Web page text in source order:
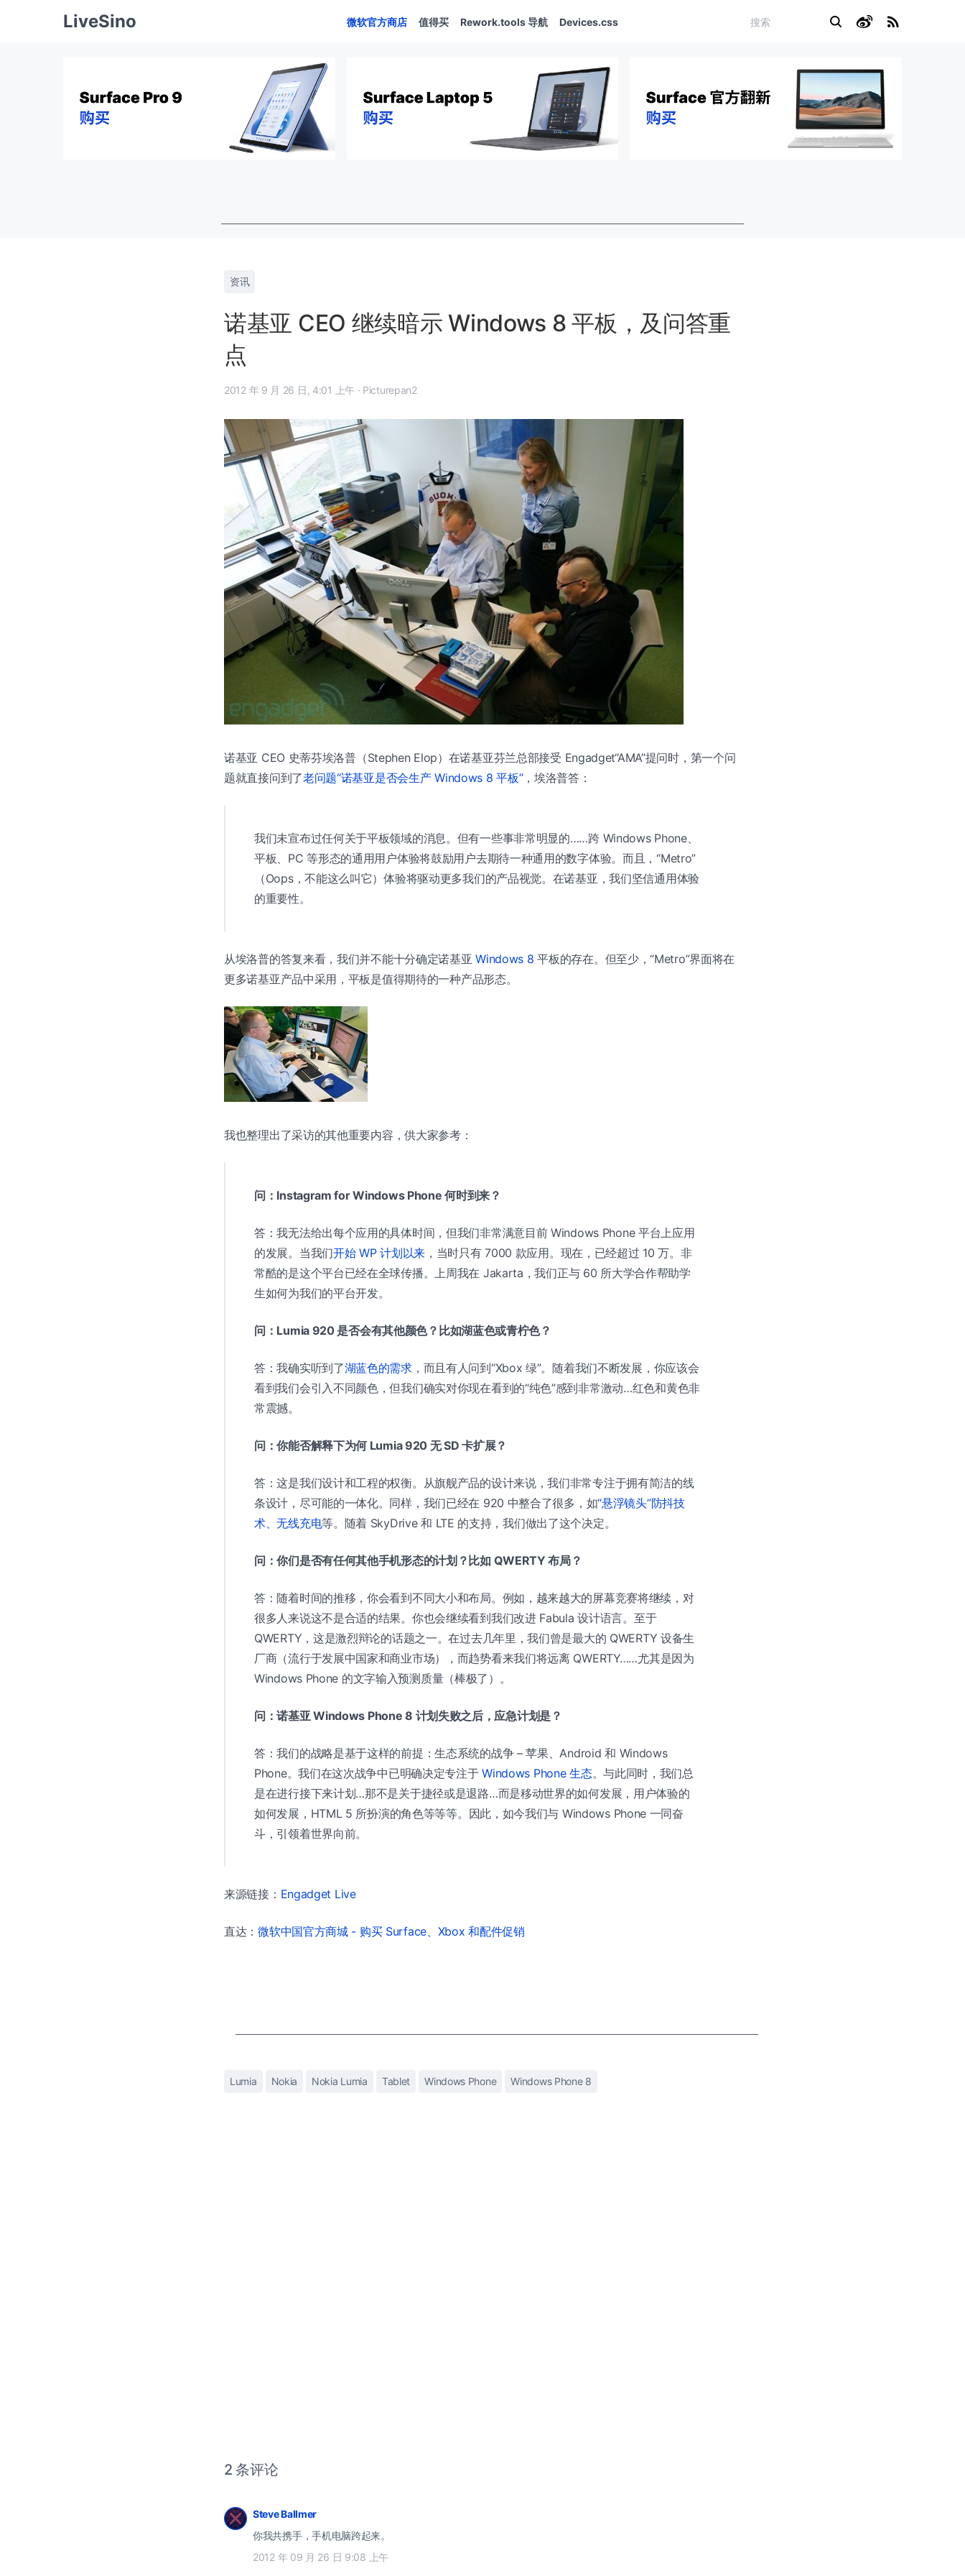
LiveSino 微软官方商店 值得买 Rework.tools 导航 Devices.css
资讯
诺基亚 CEO 继续暗示 Windows 8 平板，及问答重
点
2012 年 9 月 26 日, 4:01 上午 · Picturepan2
诺基亚 CEO 史蒂芬埃洛普（Stephen Elop）在诺基亚芬兰总部接受 Engadget“AMA”提问时，第一个问
题就直接问到了老问题“诺基亚是否会生产 Windows 8 平板”，埃洛普答：
我们未宣布过任何关于平板领域的消息。但有一些事非常明显的……跨 Windows Phone、
平板、PC 等形态的通用用户体验将鼓励用户去期待一种通用的数字体验。而且，“Metro”
（Oops，不能这么叫它）体验将驱动更多我们的产品视觉。在诺基亚，我们坚信通用体验
的重要性。
从埃洛普的答复来看，我们并不能十分确定诺基亚Windows 8 平板的存在。但至少，“Metro”界面将在
更多诺基亚产品中采用，平板是值得期待的一种产品形态。
我也整理出了采访的其他重要内容，供大家参考：
问：Instagram for Windows Phone 何时到来？
答：我无法给出每个应用的具体时间，但我们非常满意目前 Windows Phone 平台上应用
的发展。当我们开始 WP 计划以来，当时只有 7000 款应用。现在，已经超过 10 万。非
常酷的是这个平台已经在全球传播。上周我在 Jakarta，我们正与 60 所大学合作帮助学
生如何为我们的平台开发。
问：Lumia 920 是否会有其他颜色？比如湖蓝色或青柠色？
答：我确实听到了湖蓝色的需求，而且有人问到“Xbox 绿”。随着我们不断发展，你应该会
看到我们会引入不同颜色，但我们确实对你现在看到的“纯色”感到非常激动…红色和黄色非
常震撼。
问：你能否解释下为何 Lumia 920 无 SD 卡扩展？
答：这是我们设计和工程的权衡。从旗舰产品的设计来说，我们非常专注于拥有简洁的线
条设计，尽可能的一体化。同样，我们已经在 920 中整合了很多，如“悬浮镜头”防抖技
术、无线充电等。随着 SkyDrive 和 LTE 的支持，我们做出了这个决定。
问：你们是否有任何其他手机形态的计划？比如 QWERTY 布局？
答：随着时间的推移，你会看到不同大小和布局。例如，越来越大的屏幕竞赛将继续，对
很多人来说这不是合适的结果。你也会继续看到我们改进 Fabula 设计语言。至于
QWERTY，这是激烈辩论的话题之一。在过去几年里，我们曾是最大的 QWERTY 设备生
厂商（流行于发展中国家和商业市场），而趋势看来我们将远离 QWERTY……尤其是因为
Windows Phone 的文字输入预测质量（棒极了）。
问：诺基亚 Windows Phone 8 计划失败之后，应急计划是？
答：我们的战略是基于这样的前提：生态系统的战争 – 苹果、Android 和 Windows
Phone。我们在这次战争中已明确决定专注于Windows Phone 生态。与此同时，我们总
是在进行接下来计划…那不是关于捷径或是退路…而是移动世界的如何发展，用户体验的
如何发展，HTML 5 所扮演的角色等等等。因此，如今我们与 Windows Phone 一同奋
斗，引领着世界向前。
来源链接： Engadget Live
直达：微软中国官方商城 - 购买 Surface、Xbox 和配件促销
Lumia Nokia Nokia Lumia Tablet Windows Phone Windows Phone 8
2 条评论
Steve Ballmer
你我共携手，手机电脑跨起来。
2012 年 09 月 26 日 9:08 上午